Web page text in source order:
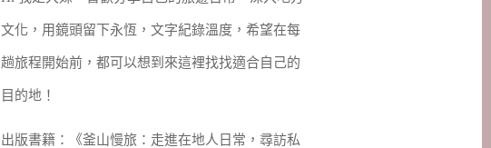
文化，用鏡頭留下永恆，文字紀錄溫度，希望在每
趟旅程開始前，都可以想到來這裡找找適合自己的
目的地！
出版書籍：《釜山慢旅：走進在地人日常，尋訪私